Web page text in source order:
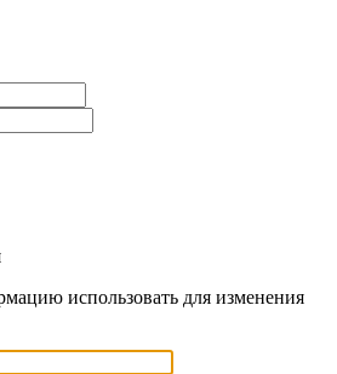
использовать для изменения